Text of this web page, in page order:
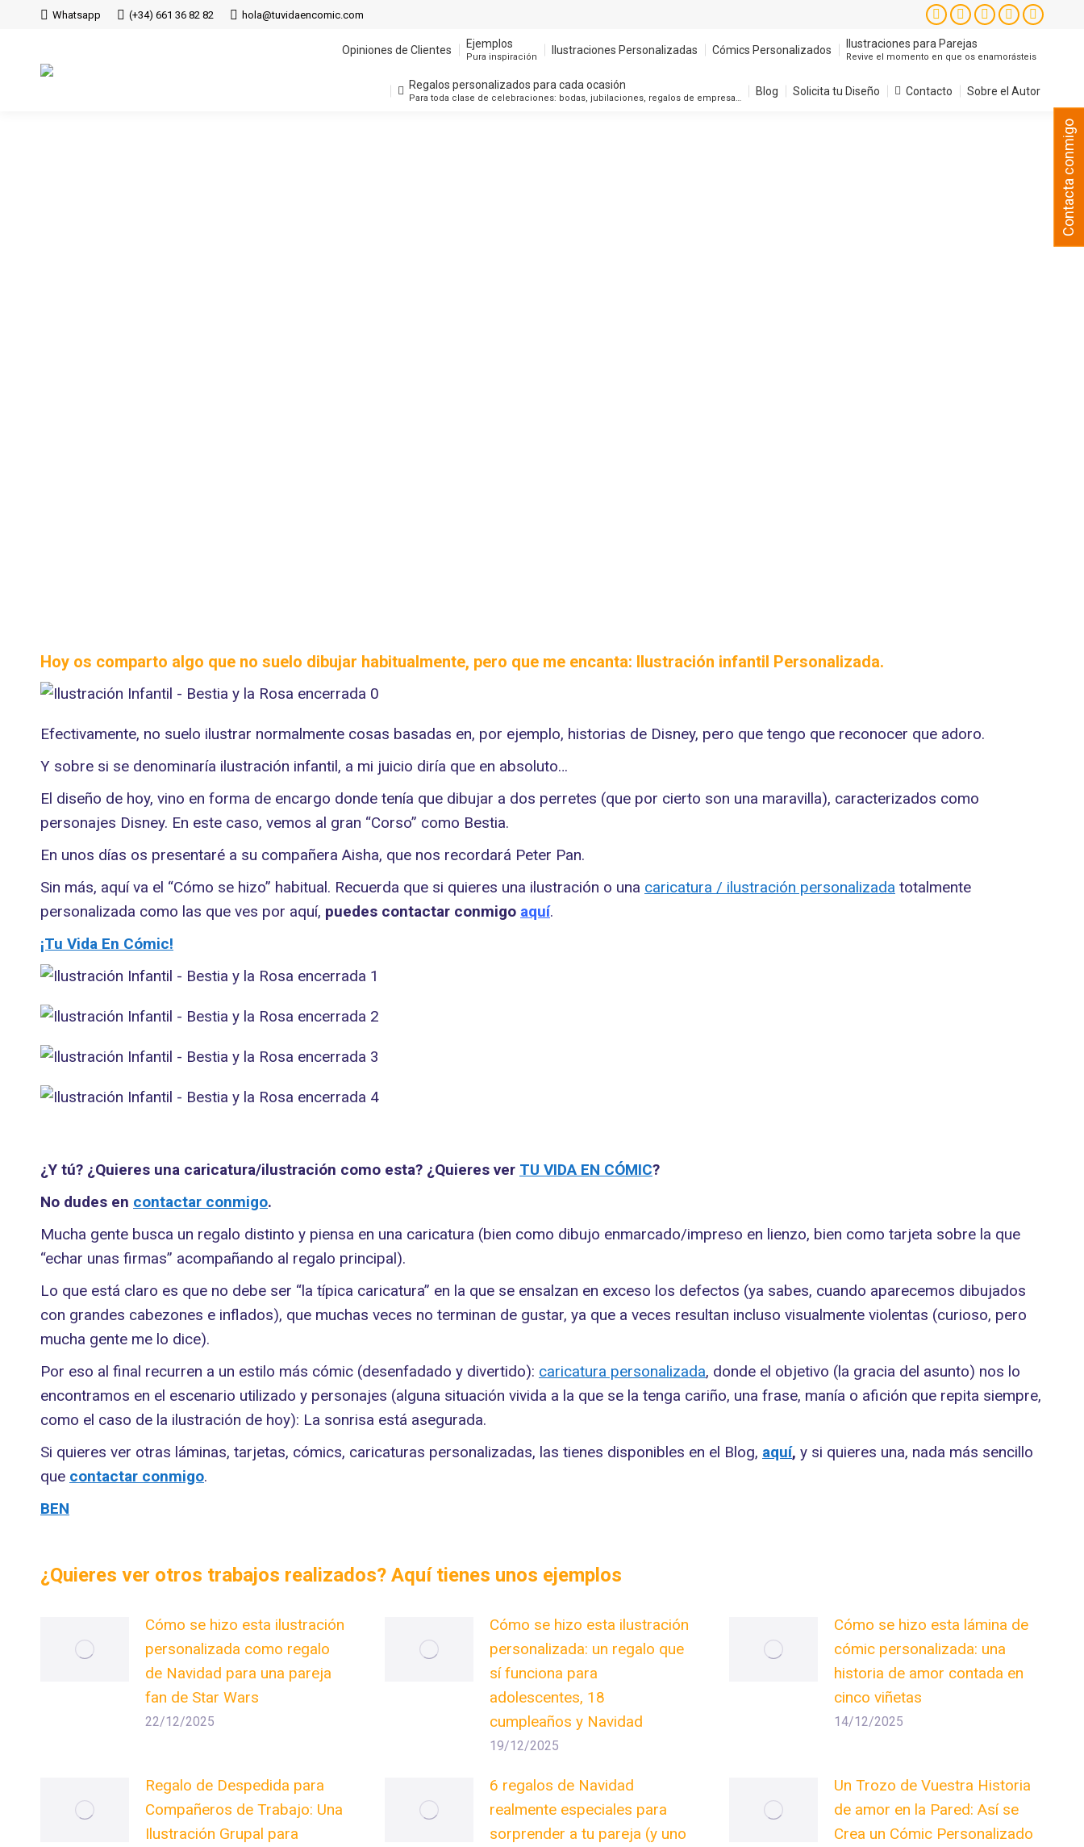
Whatsapp (+34) 661 36 82 82 hola@tuvidaencomic.com
Instagram
page
opens
in
Facebook
page
opens
in
X
opens
in
YouTube
opens
in
opens
in
new
window
Opiniones de Clientes Ejemplos
Pura inspiración
Ilustraciones Personalizadas Cómics Personalizados Ilustraciones para Parejas
Revive el momento en que os enamorásteis
Regalos personalizados para cada ocasión
Para toda clase de celebraciones: bodas, jubilaciones, regalos de empresa…
Blog Solicita tu Diseño Contacto Sobre el Autor
Hoy os comparto algo que no suelo dibujar habitualmente, pero que me encanta: Ilustración infantil Personalizada.
Efectivamente, no suelo ilustrar normalmente cosas basadas en, por ejemplo, historias de Disney, pero que tengo que reconocer que adoro.
Y sobre si se denominaría ilustración infantil, a mi juicio diría que en absoluto…
El diseño de hoy, vino en forma de encargo donde tenía que dibujar a dos perretes (que por cierto son una maravilla), caracterizados como
personajes Disney. En este caso, vemos al gran “Corso” como Bestia.
En unos días os presentaré a su compañera Aisha, que nos recordará Peter Pan.
Sin más, aquí va el “Cómo se hizo” habitual. Recuerda que si quieres una ilustración o una caricatura / ilustración personalizada totalmente
personalizada como las que ves por aquí, puedes contactar conmigo aquí.
¡Tu Vida En Cómic!
¿Y tú? ¿Quieres una caricatura/ilustración como esta? ¿Quieres ver TU VIDA EN CÓMIC?
No dudes en contactar conmigo.
Mucha gente busca un regalo distinto y piensa en una caricatura (bien como dibujo enmarcado/impreso en lienzo, bien como tarjeta sobre la que
“echar unas firmas” acompañando al regalo principal).
Lo que está claro es que no debe ser “la típica caricatura” en la que se ensalzan en exceso los defectos (ya sabes, cuando aparecemos dibujados
con grandes cabezones e inflados), que muchas veces no terminan de gustar, ya que a veces resultan incluso visualmente violentas (curioso, pero
mucha gente me lo dice).
Por eso al final recurren a un estilo más cómic (desenfadado y divertido): caricatura personalizada, donde el objetivo (la gracia del asunto) nos lo
encontramos en el escenario utilizado y personajes (alguna situación vivida a la que se la tenga cariño, una frase, manía o afición que repita siempre,
como el caso de la ilustración de hoy): La sonrisa está asegurada.
Si quieres ver otras láminas, tarjetas, cómics, caricaturas personalizadas, las tienes disponibles en el Blog, aquí, y si quieres una, nada más sencillo
que contactar conmigo.
BEN
¿Quieres ver otros trabajos realizados? Aquí tienes unos ejemplos
Cómo se hizo esta ilustración
personalizada como regalo
de Navidad para una pareja
fan de Star Wars
22/12/2025
Cómo se hizo esta ilustración
personalizada: un regalo que
sí funciona para
adolescentes, 18
cumpleaños y Navidad
19/12/2025
Cómo se hizo esta lámina de
cómic personalizada: una
historia de amor contada en
cinco viñetas
14/12/2025
Regalo de Despedida para
Compañeros de Trabajo: Una
Ilustración Grupal para
6 regalos de Navidad
realmente especiales para
sorprender a tu pareja (y uno
Un Trozo de Vuestra Historia
de amor en la Pared: Así se
Crea un Cómic Personalizado
Contacta conmigo